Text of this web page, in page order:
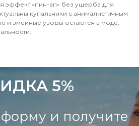
эффект «пин-ап» без ущерба для
купальники с анималистичным
и змеиные узоры остаются в моде,
5%
и получите